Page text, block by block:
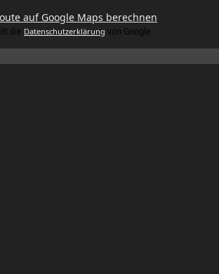
auf Google Maps berechnen
die Datenschutzerklärung von Google